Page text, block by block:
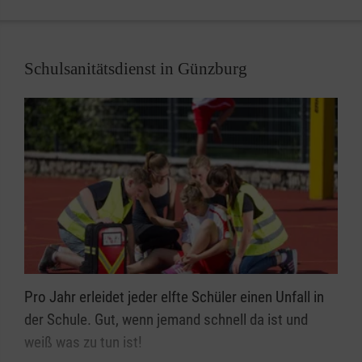
Lust am Fahrrad fahren? Wir suchen Ehrenamtliche
für unser Team! Bitte nehmen Sie gerne Kontakt mit
uns auf...
Schulsanitätsdienst in Günzburg
Pro Jahr erleidet jeder elfte Schüler einen Unfall in
der Schule. Gut, wenn jemand schnell da ist und
weiß was zu tun ist!